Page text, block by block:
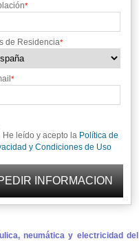
*
de Residencia*
*
He leído y acepto la Política de
y Condiciones de Uso
neumática y electricidad del